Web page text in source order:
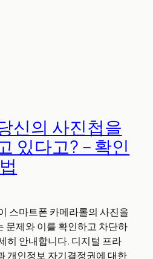
신의 사진첩을
있다고? – 확인
스마트폰 카메라롤의 사진을
문제와 이를 확인하고 차단하
히 안내합니다. 디지털 프라
개인정보 자기결정권에 대한